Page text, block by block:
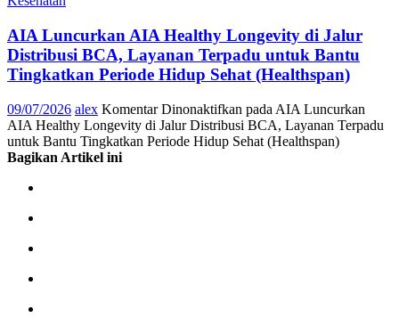
AIA Luncurkan AIA Healthy Longevity di Jalur
Distribusi BCA, Layanan Terpadu untuk Bantu
Tingkatkan Periode Hidup Sehat (Healthspan)
09/07/2026 alex Komentar Dinonaktifkan pada AIA Luncurkan
AIA Healthy Longevity di Jalur Distribusi BCA, Layanan Terpadu
untuk Bantu Tingkatkan Periode Hidup Sehat (Healthspan)
Bagikan Artikel ini